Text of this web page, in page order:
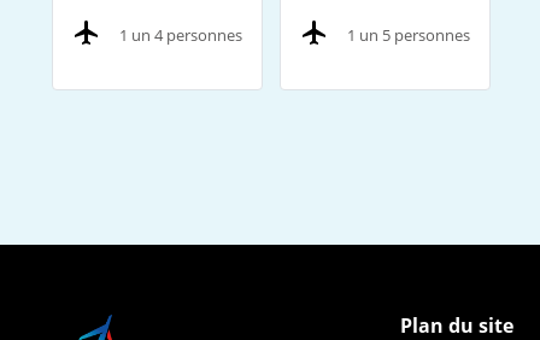
1 un 4 personnes 1 un 5 personnes
Plan du site